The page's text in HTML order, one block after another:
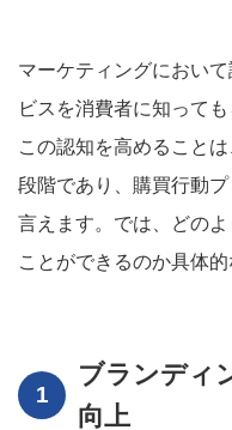
マーケティングにおい
ビスを消費者に知って
この認知を高めること
段階であり、購買行動
言えます。では、どの
ことができるのか具体
ブランディ
向上